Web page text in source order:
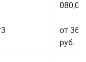
080,00
от 36
руб.